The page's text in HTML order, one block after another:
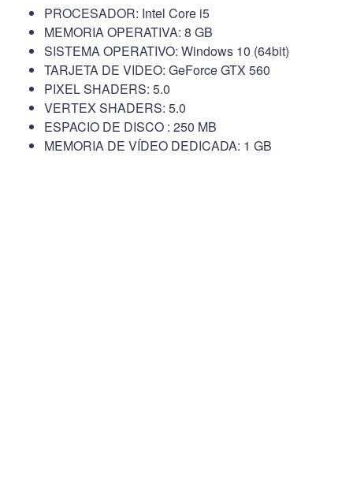
PROCESADOR: Intel Core i5
MEMORIA OPERATIVA: 8 GB
SISTEMA OPERATIVO: Windows 10 (64bit)
TARJETA DE VIDEO: GeForce GTX 560
PIXEL SHADERS: 5.0
VERTEX SHADERS: 5.0
ESPACIO DE DISCO : 250 MB
MEMORIA DE VÍDEO DEDICADA: 1 GB